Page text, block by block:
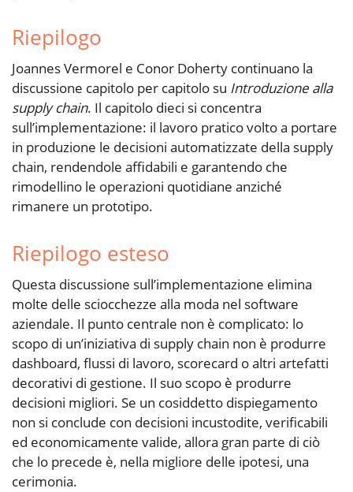
Riepilogo
Joannes Vermorel e Conor Doherty continuano la
discussione capitolo per capitolo su Introduzione alla
supply chain. Il capitolo dieci si concentra
sull’implementazione: il lavoro pratico volto a portare
in produzione le decisioni automatizzate della supply
chain, rendendole affidabili e garantendo che
rimodellino le operazioni quotidiane anziché
rimanere un prototipo.
Riepilogo esteso
Questa discussione sull’implementazione elimina
molte delle sciocchezze alla moda nel software
aziendale. Il punto centrale non è complicato: lo
scopo di un’iniziativa di supply chain non è produrre
dashboard, flussi di lavoro, scorecard o altri artefatti
decorativi di gestione. Il suo scopo è produrre
decisioni migliori. Se un cosiddetto dispiegamento
non si conclude con decisioni incustodite, verificabili
ed economicamente valide, allora gran parte di ciò
che lo precede è, nella migliore delle ipotesi, una
cerimonia.